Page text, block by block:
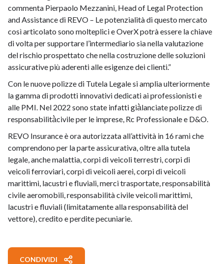
commenta Pierpaolo Mezzanini, Head of Legal Protection
and Assistance di REVO – Le potenzialità di questo mercato
così articolato sono molteplici e OverX potrà essere la chiave
di volta per supportare l’intermediario sia nella valutazione
del rischio prospettato che nella costruzione delle soluzioni
assicurative più aderenti alle esigenze dei clienti.”
Con le nuove polizze di Tutela Legale si amplia ulteriormente
la gamma di prodotti innovativi dedicati ai professionisti e
alle PMI. Nel 2022 sono state infatti già̀lanciate polizze di
responsabilità̀civile per le imprese, Rc Professionale e D&O.
REVO Insurance è ora autorizzata all’attività in 16 rami che
comprendono per la parte assicurativa, oltre alla tutela
legale, anche malattia, corpi di veicoli terrestri, corpi di
veicoli ferroviari, corpi di veicoli aerei, corpi di veicoli
marittimi, lacustri e fluviali, merci trasportate, responsabilità
civile aeromobili, responsabilità civile veicoli marittimi,
lacustri e fluviali (limitatamente alla responsabilità del
vettore), credito e perdite pecuniarie.
CONDIVIDI